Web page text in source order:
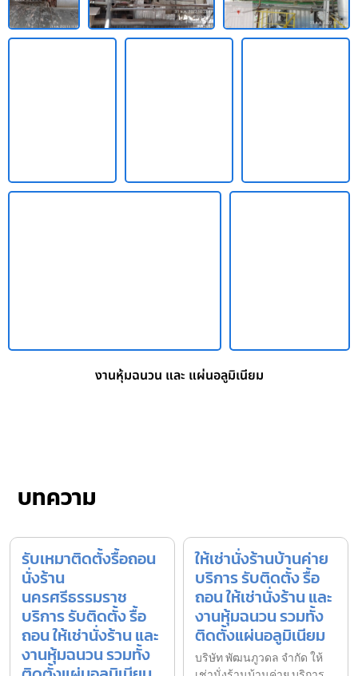
งานหุ้มฉนวน และ แผ่นอลูมิเนียม
บทความ
รับเหมาติดตั้งรื้อถอน
นั่งร้าน
นครศรีธรรมราช
บริการ รับติดตั้ง รื้อ
ถอน ให้เช่านั่งร้าน และ
งานหุ้มฉนวน รวมทั้ง
ให้เช่านั่งร้านบ้านค่าย
บริการ รับติดตั้ง รื้อ
ถอน ให้เช่านั่งร้าน และ
งานหุ้มฉนวน รวมทั้ง
ติดตั้งแผ่นอลูมิเนียม
บริษัท พัฒนภูวดล จำกัด ให้